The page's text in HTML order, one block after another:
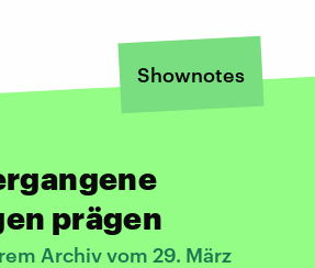
Shownotes
prägen
Archiv vom 29. März